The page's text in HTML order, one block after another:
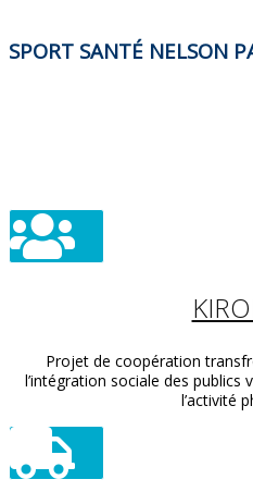
SPORT SANTÉ NELSON
Projet de coopération
l’intégration sociale des publics
l’activité